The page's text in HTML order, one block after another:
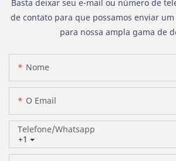
Basta deixar seu e-mail ou número de
de contato para que possamos enviar
para nossa ampla gama de
Nome
O Email
+1
Telefone/whatsapp